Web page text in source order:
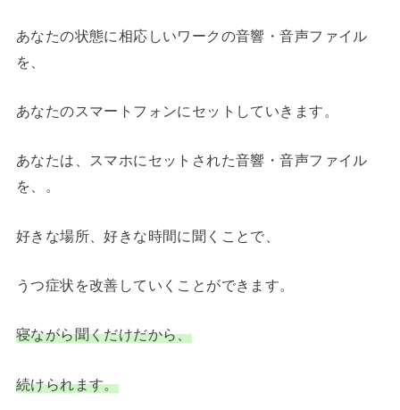
あなたの状態に相応しいワークの音響・音声ファイル
を、
あなたのスマートフォンにセットしていきます。
あなたは、スマホにセットされた音響・音声ファイル
を、。
好きな場所、好きな時間に聞くことで、
うつ症状を改善していくことができます。
寝ながら聞くだけだから、
続けられます。